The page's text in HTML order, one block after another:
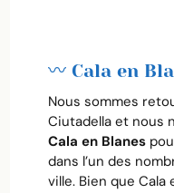
〰️ Cala en
Nous sommes
Ciutadella et nous
Cala en Blanes
dans l’un des
ville. Bien que Cala